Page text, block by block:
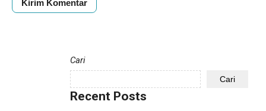
Cari
Cari
Recent Posts